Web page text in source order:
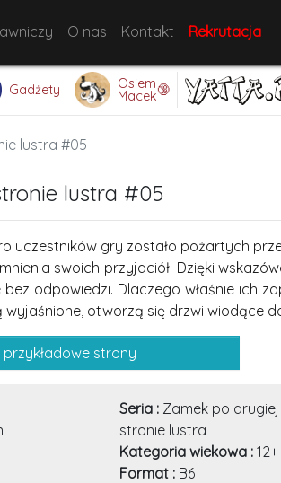
O nas Kontakt Rekrutacja
Gadżety Osiem
Macek🔞
lustra #05
lustra #05
uczestników gry zostało pożartych
swoich przyjaciół. Dzięki
odpowiedzi. Dlaczego właśnie ich
otworzą się drzwi wiodące
strony
Seria : Zamek po drugiej
stronie lustra
Kategoria wiekowa : 12+
Format : B6